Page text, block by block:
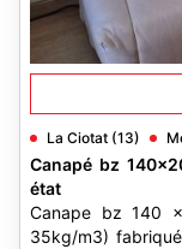
La Ciotat (13)
Canapé bz
état
Canape bz 140
35kg/m3)